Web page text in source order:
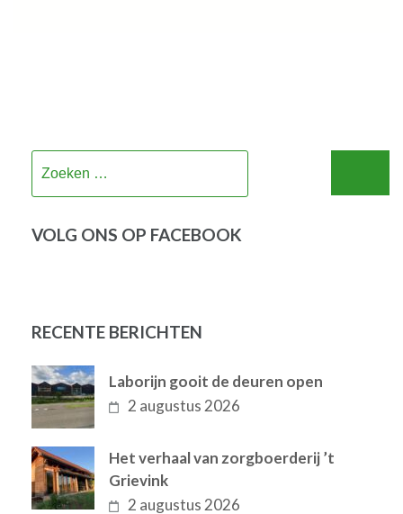
VOLG ONS OP FACEBOOK
RECENTE BERICHTEN
Laborijn gooit de deuren open
2 augustus 2026
Het verhaal van zorgboerderij ’t
Grievink
2 augustus 2026